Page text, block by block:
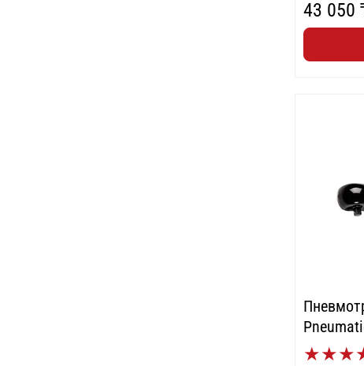
43 050
★★★